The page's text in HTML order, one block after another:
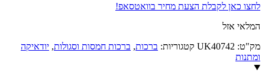
לחצו כאן לקבלת הצעת מחיר בוואטסאפ!
המלאי אזל
מק"ט: UK40742 קטגוריות: ברכות, ברכות חמסות וסגולות, יודאיקה
ומתנות